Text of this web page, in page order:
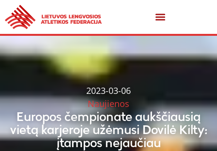
2023-03-06
Naujienos
Europos čempionate aukščiausią
vietą karjeroje užėmusi Dovilė Kilty:
įtampos nejaučiau